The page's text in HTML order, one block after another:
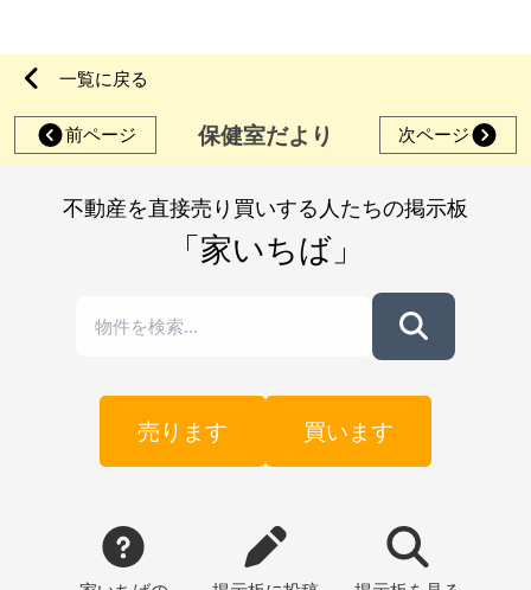
一覧に戻る
前ページ 保健室だより 次ページ
不動産を直接売り買いする人たちの掲示板
「家いちば」
売ります 買います